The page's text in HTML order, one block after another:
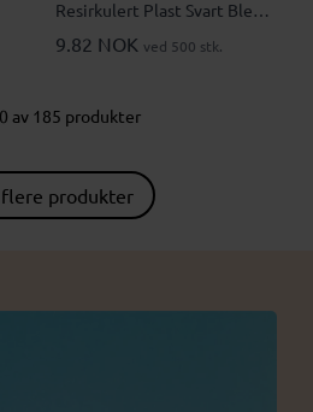
Resirkulert Plast Svart Blekk
Kulepenn
9.82 NOK ved 500 stk.
av 185 produkter
produkter